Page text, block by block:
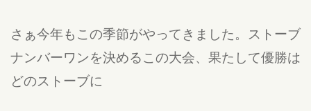
さぁ今年もこの季節がやってきました。ストーブ
ナンバーワンを決めるこの大会、果たして優勝は
どのストーブに